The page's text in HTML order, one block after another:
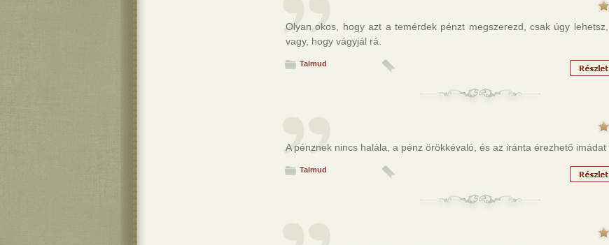
Olyan okos, hogy azt a temérdek pénzt megszerezd, csak úgy
vagy, hogy vágyjál rá.
Talmud
A pénznek nincs halála, a pénz örökkévaló, és az iránta érezhető imádat
Talmud